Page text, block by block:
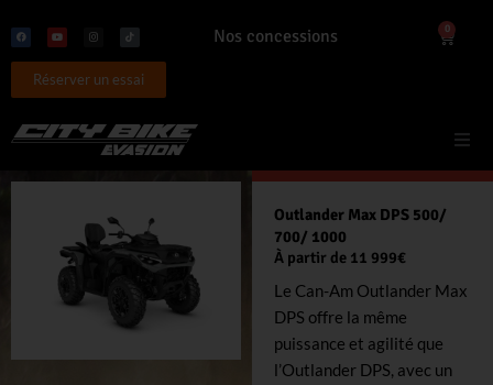
contenu
F
a
c
k
Y
o
u
b
e
n
g
r
a
T
i
k
k
Nos concessions
Réserver un essai
0
Panier
Pros
Accessoires
Promotions
Outlander Max DPS 500/
700/ 1000
À partir de 11 999€
Le Can-Am Outlander Max
DPS offre la même
puissance et agilité que
l’Outlander DPS, avec un